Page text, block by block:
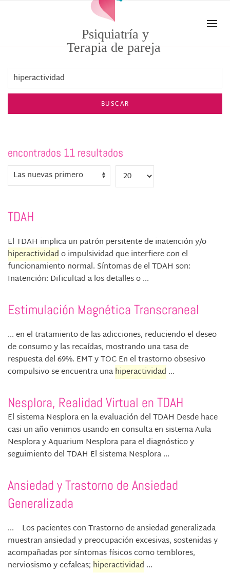
Skip to main contentPsiquiatría y
Terapia de pareja
BUSCAR
encontrados 11 resultados
TDAH
El TDAH implica un patrón persitente de inatención y/o
hiperactividado impulsividad que interfiere con el
funcionamiento normal. Síntomas de el TDAH son:
Inatención: Dificultad a los detalles o ...
Estimulación Magnética Transcraneal
... en el tratamiento de las adicciones, reduciendo el deseo
de consumo y las recaídas, mostrando una tasa de
respuesta del 69%. EMT y TOC En el trastorno obsesivo
compulsivo se encuentra unahiperactividad ...
Nesplora, Realidad Virtual en TDAH
El sistema Nesplora en la evaluación del TDAH Desde hace
casi un año venimos usando en consulta en sistema Aula
Nesplora y Aquarium Nesplora para el diagnóstico y
seguimiento del TDAH El sistema Nesplora ...
Ansiedad y Trastorno de Ansiedad
Generalizada
... Los pacientes con Trastorno de ansiedad generalizada
muestran ansiedad y preocupación excesivas, sostenidas y
acompañadas por síntomas físicos como temblores,
nerviosismo y cefaleas; hiperactividad ...